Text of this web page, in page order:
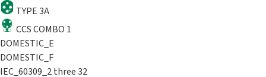
TYPE 3A
CCS COMBO 1
DOMESTIC_E
DOMESTIC_F
IEC_60309_2 three 32